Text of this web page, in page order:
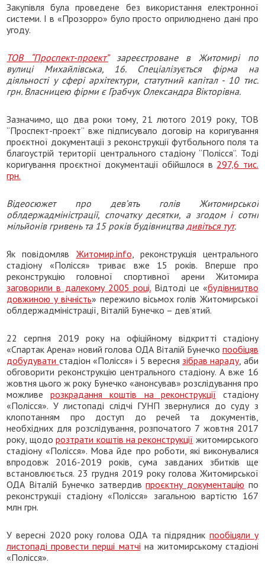
Закупівля була проведене без використання електронної
системи. І в «Прозорро» було просто оприлюднено дані про
угоду.
ТОВ “Проспект-проект”зареєстроване в Житомирі по
вулиці Михайлівська, 16. Спеціалізується фірма на
діяльності у сфері архітектури, статутний капітал - 10 тис.
грн. Власницею фірми є Грабчук Олександра Вікторівна.
Зазначимо, що два роки тому, 21 лютого 2019 року, ТОВ
“Проспект-проект” вже підписувало договір на коригування
проєктної документації з реконструкції футбольного поля та
благоустрій території центрального стадіону “Полісся”. Тоді
коригування проєктної документації обійшлося в 297,6 тис.
грн.
Відеосюжет про дев’ять голів Житомирської
облдержадміністрації, спочатку десятки, а згодом і сотні
мільйонів гривень та 15 років будівництва дивіться тут.
Як повідомляв Житомир.info , реконструкція центрального
стадіону «Полісся» триває вже 15 років. Вперше про
реконструкцію головної спортивної арени Житомира
заговорили в далекому 2005 році. Відтоді це «будівництво
довжиною у вічність» пережило вісьмох голів Житомирської
облдержадміністрації, Віталій Бунечко – дев’ятий.
22 серпня 2019 року на офіційному відкритті стадіону
«Спартак Арена» новий голова ОДА Віталій Бунечко пообіцяв
добудувати стадіон «Полісся» і 5 вересня зібрав нараду, аби
обговорити реконструкцію центрального стадіону. А вже 16
жовтня цього ж року Бунечко «анонсував» розслідування про
можливерозкрадання коштів на реконструкції стадіону
«Полісся». У листопаді слідчі ГУНП звернулися до суду з
клопотанням про доступ до речей та документів,
необхідних для розслідування, розпочатого 7 жовтня 2017
року, щодорозтрати коштів на реконструкції житомирського
стадіону «Полісся». Мова йде про роботи, які виконувалися
впродовж 2016-2019 років, сума завданих збитків ще
встановлюється. 23 грудня 2019 року голова Житомирської
ОДА Віталій Бунечко затвердивпроєктну документацію по
реконструкції стадіону «Полісся» загальною вартістю 167
млн грн.
У вересні 2020 року голова ОДА та підрядникпообіцяли у
листопаді провести перші матчі на житомирському стадіоні
«Полісся».